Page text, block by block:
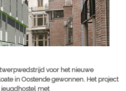
voor het nieuwe
in Oostende gewonnen. Het project
met